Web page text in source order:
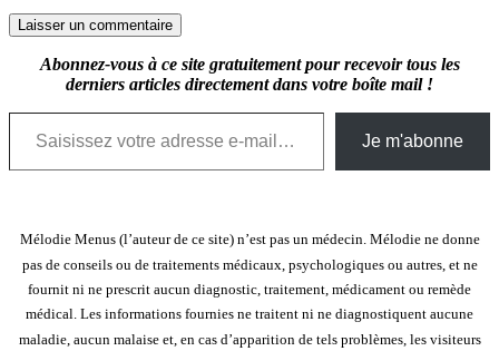
Abonnez-vous à ce site gratuitement pour recevoir tous les
derniers articles directement dans votre boîte mail !
Saisissez votre adresse e-mail…
Je m'abonne
Mélodie Menus (l’auteur de ce site) n’est pas un médecin. Mélodie ne donne
pas de conseils ou de traitements médicaux, psychologiques ou autres, et ne
fournit ni ne prescrit aucun diagnostic, traitement, médicament ou remède
médical. Les informations fournies ne traitent ni ne diagnostiquent aucune
maladie, aucun malaise et, en cas d’apparition de tels problèmes, les visiteurs